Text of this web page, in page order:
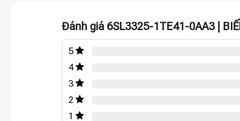
Đánh giá 6SL3325-1TE41-0AA3 |
5
4
3
2
1